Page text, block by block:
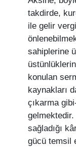
takdirde,
ile gelir
sahiplerine
konulan
kaynakları
çıkarma
sağladığı
gücü temsil